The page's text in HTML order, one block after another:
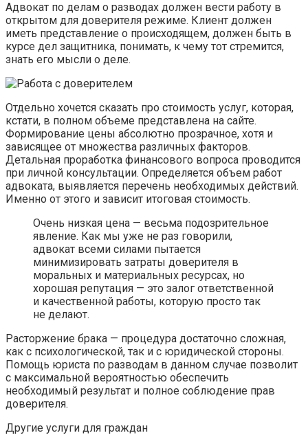
Адвокат по делам о разводах должен вести работу в
открытом для доверителя режиме. Клиент должен
иметь представление о происходящем, должен быть в
курсе дел защитника, понимать, к чему тот стремится,
знать его мысли о деле.
Отдельно хочется сказать про стоимость услуг, которая,
кстати, в полном объеме представлена на сайте.
Формирование цены абсолютно прозрачное, хотя и
зависящее от множества различных факторов.
Детальная проработка финансового вопроса проводится
при личной консультации. Определяется объем работ
адвоката, выявляется перечень необходимых действий.
Именно от этого и зависит итоговая стоимость.
Очень низкая цена — весьма подозрительное
явление. Как мы уже не раз говорили,
адвокат всеми силами пытается
минимизировать затраты доверителя в
моральных и материальных ресурсах, но
хорошая репутация — это залог ответственной
и качественной работы, которую просто так
не делают.
Расторжение брака — процедура достаточно сложная,
как с психологической, так и с юридической стороны.
Помощь юриста по разводам в данном случае позволит
с максимальной вероятностью обеспечить
необходимый результат и полное соблюдение прав
доверителя.
Другие услуги для граждан